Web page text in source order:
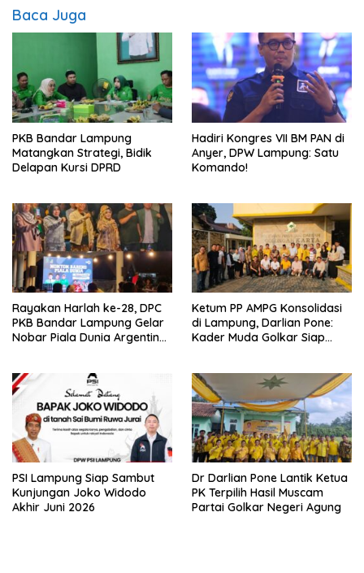
Baca Juga
PKB Bandar Lampung
Matangkan Strategi, Bidik
Delapan Kursi DPRD
Hadiri Kongres VII BM PAN di
Anyer, DPW Lampung: Satu
Komando!
Rayakan Harlah ke-28, DPC
PKB Bandar Lampung Gelar
Nobar Piala Dunia Argentina
Ketum PP AMPG Konsolidasi
di Lampung, Darlian Pone:
Kader Muda Golkar Siap
PSI Lampung Siap Sambut
Kunjungan Joko Widodo
Akhir Juni 2026
Dr Darlian Pone Lantik Ketua
PK Terpilih Hasil Muscam
Partai Golkar Negeri Agung